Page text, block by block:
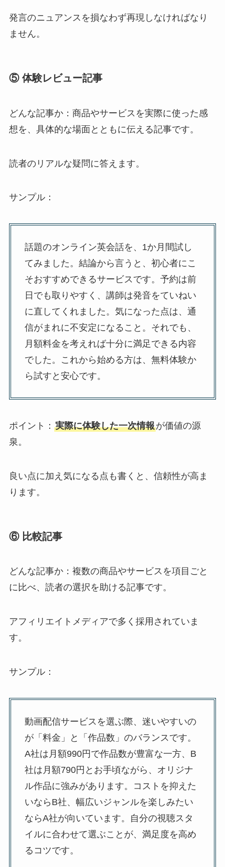
発言のニュアンスを損なわず再現しなければなり
ません。
⑤ 体験レビュー記事
どんな記事か：商品やサービスを実際に使った感
想を、具体的な場面とともに伝える記事です。
読者のリアルな疑問に答えます。
サンプル：
話題のオンライン英会話を、1か月間試し
てみました。結論から言うと、初心者にこ
そおすすめできるサービスです。予約は前
日でも取りやすく、講師は発音をていねい
に直してくれました。気になった点は、通
信がまれに不安定になること。それでも、
月額料金を考えれば十分に満足できる内容
でした。これから始める方は、無料体験か
ら試すと安心です。
ポイント： 実際に体験した一次情報が価値の源
泉。
良い点に加え気になる点も書くと、信頼性が高ま
ります。
⑥ 比較記事
どんな記事か：複数の商品やサービスを項目ごと
に比べ、読者の選択を助ける記事です。
アフィリエイトメディアで多く採用されていま
す。
サンプル：
動画配信サービスを選ぶ際、迷いやすいの
が「料金」と「作品数」のバランスです。
A社は月額990円で作品数が豊富な一方、B
社は月額790円とお手頃ながら、オリジナ
ル作品に強みがあります。コストを抑えた
いならB社、幅広いジャンルを楽しみたい
ならA社が向いています。自分の視聴スタ
イルに合わせて選ぶことが、満足度を高め
るコツです。